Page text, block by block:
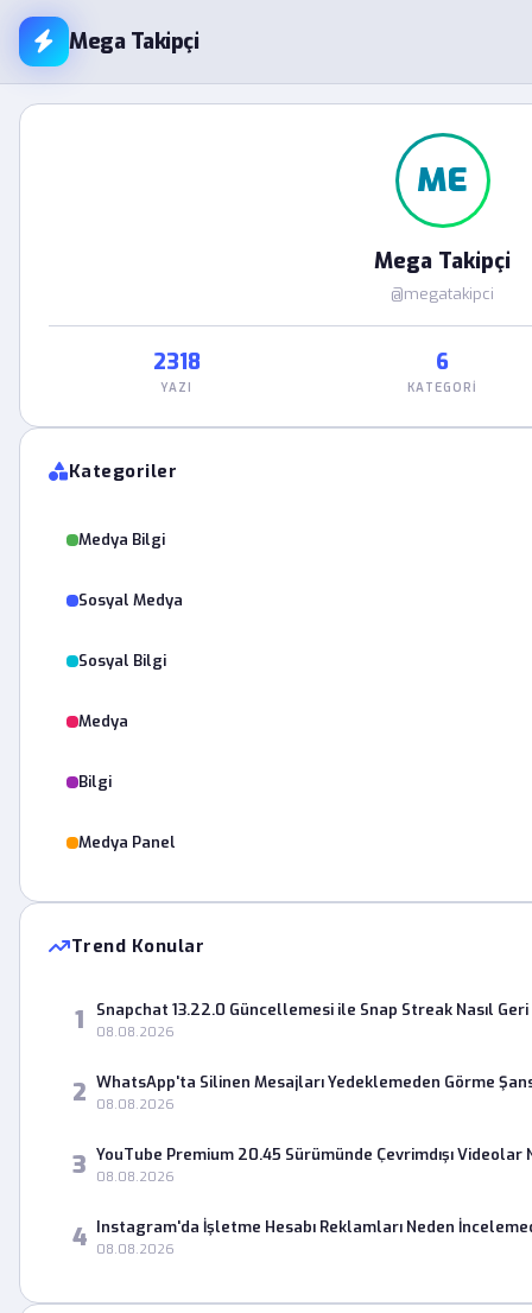
Mega Takipçi
ME
Mega Takipçi
@megatakipci
2318
YAZI
6
KATEGORI
Kategoriler
Medya Bilgi
Sosyal Medya
Sosyal Bilgi
Medya
Bilgi
Medya Panel
Trend Konular
1 Snapchat 13.22.0 Güncellemesi ile Snap Streak Nasıl Geri
08.08.2026
2 WhatsApp'ta Silinen Mesajları Yedeklemeden Görme
08.08.2026
3 YouTube Premium 20.45 Sürümünde Çevrimdışı Videolar
08.08.2026
4 Instagram'da İşletme Hesabı Reklamları Neden
08.08.2026